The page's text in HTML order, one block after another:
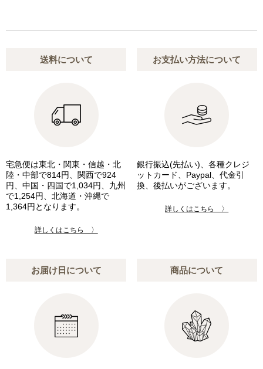
送料について
宅急便は東北・関東・信越・北
陸・中部で814円、関西で924
円、中国・四国で1,034円、九州
で1,254円、北海道・沖縄で
1,364円となります。
詳しくはこちら 〉
お支払い方法について
銀行振込(先払い)、各種クレジ
ットカード、Paypal、代金引
換、後払いがございます。
詳しくはこちら 〉
お届け日について 商品について